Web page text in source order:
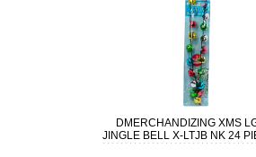
DMERCHANDIZING XMS
JINGLE BELL X-LTJB NK 24